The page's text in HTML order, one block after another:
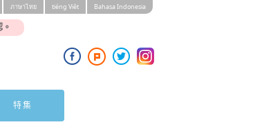
ภาษาไทย tiéng Viêt Bahasa Indonesia
特集